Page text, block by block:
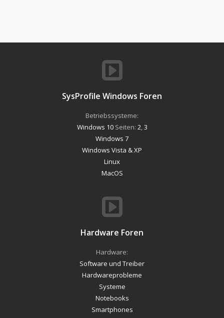
SysProfile Windows Foren
Betriebssysteme:
Windows 10Seiten: 2,3
Windows 7
Windows Vista & XP
Linux
MacOS
Hardware Foren
Hardware:
Software und Treiber
Hardwareprobleme
Systeme
Notebooks
Smartphones